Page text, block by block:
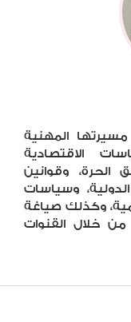
المهنية
الاقتصادية
الحرة، وقوانين
الدولية، وسياسات
وكذلك صياغة
من خلال القنوات